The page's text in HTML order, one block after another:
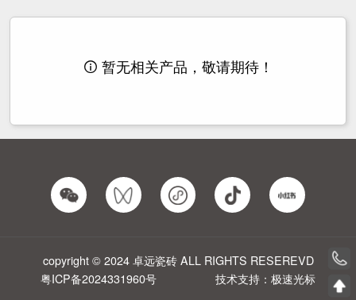
 暂无相关产品，敬请期待！
copyright © 2024 卓远瓷砖 ALL RIGHTS RESEREVD
粤ICP备2024331960号
技术支持：极速光标